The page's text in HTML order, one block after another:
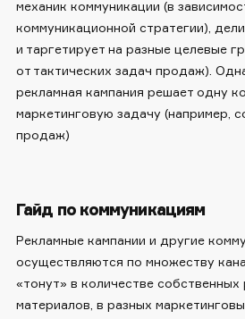
механик коммуникации (в
коммуникационной стратегии),
и таргетирует на разные целевые
от тактических задач продаж).
рекламная кампания решает одну
маркетинговую задачу (например,
продаж)
Гайд по коммуникациям
Рекламные кампании и другие
осуществляются по множеству
«тонут» в количестве собственных
материалов, в разных